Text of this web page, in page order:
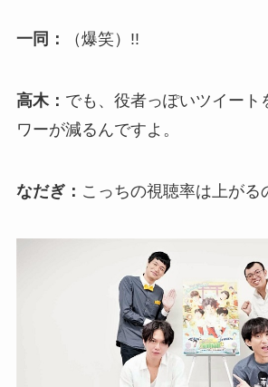
一同： （爆笑）!!
高木： でも、役者っぽいツイート
ワーが減るんですよ。
なだぎ： こっちの視聴率は上がる